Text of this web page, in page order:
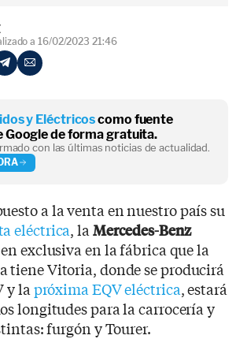
a 16/02/2023 21:46
y Eléctricoscomo fuente
Google de forma gratuita.
con las últimas noticias de actualidad.
a la venta en nuestro país su
eléctrica, la Mercedes-Benz
exclusiva en la fábrica que la
tiene Vitoria, donde se producirá
y la próxima EQV eléctrica, estará
longitudes para la carrocería y
furgón y Tourer.